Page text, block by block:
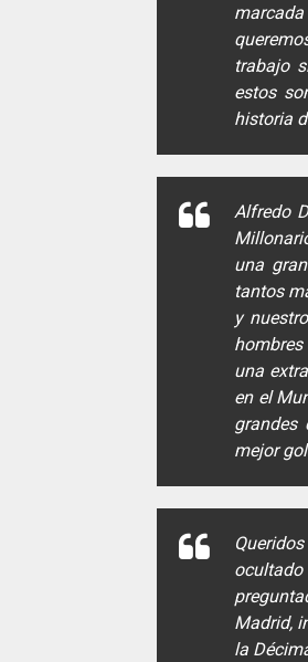
trabajo
estos
historia
Alfredo
una
tantos
y
una
en el
grandes
mejor
Madrid,
la